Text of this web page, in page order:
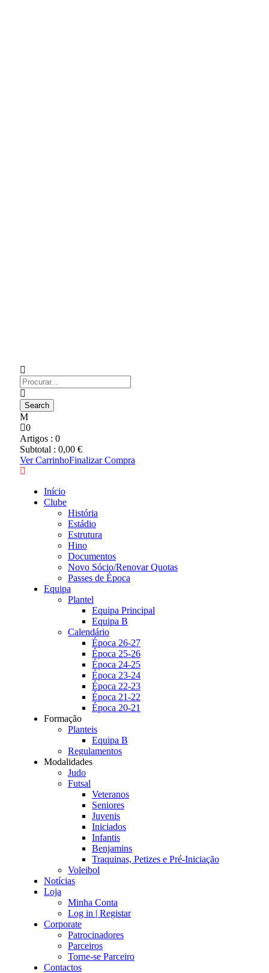
0
Artigos : 0
Subtotal : 0,00 €
Ver CarrinhoFinalizar Compra
Início
Clube
História
Estádio
Estrutura
Hino
Documentos
Novo Sócio/Renovar Quotas
Passes de Época
Equipa
Plantel
Equipa Principal
Equipa B
Calendário
Época 26-27
Época 25-26
Época 24-25
Época 23-24
Época 22-23
Época 21-22
Época 20-21
Formação
Planteis
Equipa B
Regulamentos
Modalidades
Judo
Futsal
Veteranos
Seniores
Juvenis
Iniciados
Infantis
Benjamins
Traquinas, Petizes e Pré-Iniciação
Voleibol
Notícias
Loja
Minha Conta
Log in | Registar
Corporate
Patrocinadores
Parceiros
Torne-se Parceiro
Contactos